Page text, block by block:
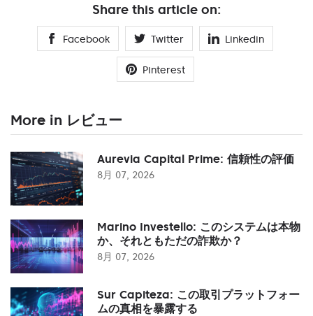
Share this article on:
Facebook Twitter Linkedin
Pinterest
More in レビュー
Aurevia Capital Prime: 信頼性の評価
8月 07, 2026
Marino Investello: このシステムは本物
か、それともただの詐欺か？
8月 07, 2026
Sur Capiteza: この取引プラットフォー
ムの真相を暴露する